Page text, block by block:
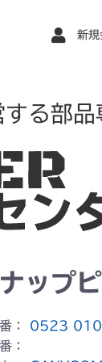
新規
る部品
ップ
： 0523
：